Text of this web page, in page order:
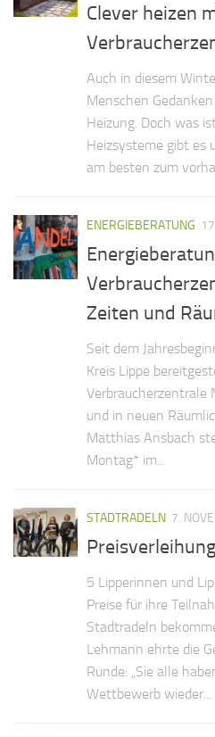
Clever heizen
Auch in diesem
Menschen
Heizung. Doch was
Heizsysteme gibt es
am besten zum
ENERGIEBERATUNG
Zeiten und
Seit dem
Kreis Lippe
Verbraucherzentrale
und in neuen
Matthias Ansbach
Montag* im...
STADTRADELN 7.
5 Lipperinnen und
Preise für ihre
Stadtradeln
Lehmann ehrte die
Runde: „Sie alle
Wettbewerb wieder...